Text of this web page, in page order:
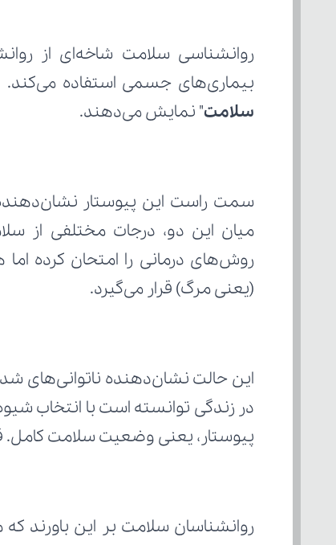
بیماری‌های جسمی استفاده می‌کند.
سلامت" نمایش می‌دهند.
(یعنی مرگ) قرار می‌گیرد.
پیوستار، یعنی وضعیت سلامت کامل.